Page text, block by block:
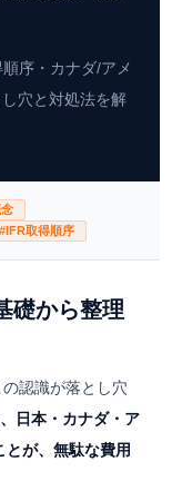
でIFRが使えない
です。
序・カナダ/アメ
穴と対処法を解
#IFR取得順序
から整理
認識が落とし穴
日本・カナダ・ア
とが、無駄な費用